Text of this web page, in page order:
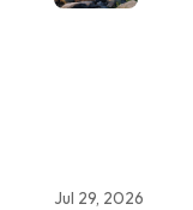
Jul 29, 2026